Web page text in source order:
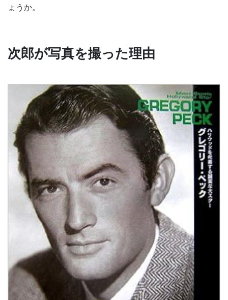
ょうか。
次郎が写真を撮った理由